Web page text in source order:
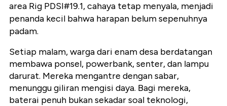
area Rig PDSI#19.1, cahaya tetap menyala, menjadi
penanda kecil bahwa harapan belum sepenuhnya
padam.
Setiap malam, warga dari enam desa berdatangan
membawa ponsel, powerbank, senter, dan lampu
darurat. Mereka mengantre dengan sabar,
menunggu giliran mengisi daya. Bagi mereka,
baterai penuh bukan sekadar soal teknologi,